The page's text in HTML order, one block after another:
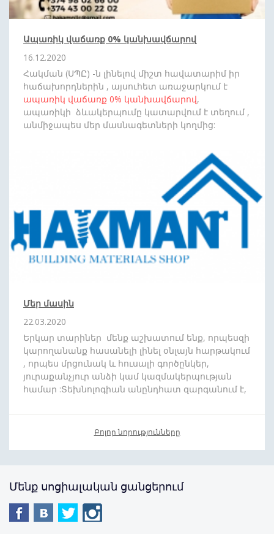
Ապառիկ վաճառք 0% կանխավճարով
16.12.2020
Հակման (ՍՊԸ) -ն լինելով միշտ հավատարիմ իր
հաճախորդներին , այսուհետ առաջարկում է
ապառիկ վաճառք 0% կանխավճարով,
ապառիկի ձևակերպումը կատարվում է տեղում ,
անմիջապես մեր մասնագետների կողմից:
Մեր մասին
22.03.2020
Երկար տարիներ մենք աշխատում ենք, որպեսզի
կարողանանք հասանելի լինել օնլայն հարթակում
, որպես մրցունակ և հուսալի գործընկեր,
յուրաքանչյուր անձի կամ կազմակերպության
համար :Տեխնոլոգիան անընդհատ զարգանում է,
Մեր նպատակն է որ ձեզ հասանելի դարձնենք
յուրաքանչյուր ապրանքատեսականի : Մեր թիմը
սիրով պատրաստ է
անվճար արագ
գնովմատակարարել ձեր նախընտրած
Բոլոր նորությունները
Մենք սոցիալական ցանցերում